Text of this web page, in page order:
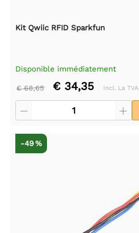
Kit Qwiic RFID Sparkfun
Disponible immédiatement
€ 68,65 € 34,35 Incl. La TVA
-49 %